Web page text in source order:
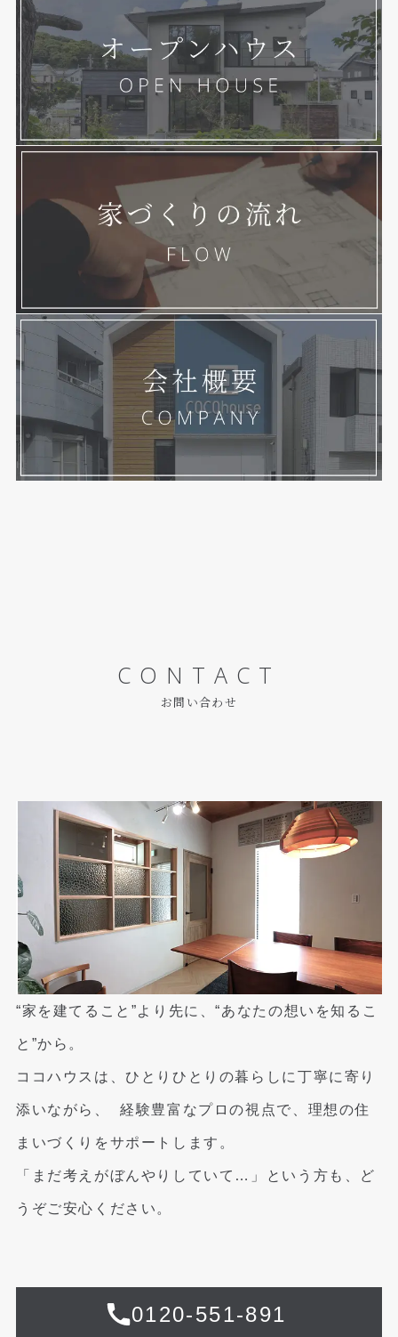
CONTACT
お問い合わせ
“家を建てること”より先に、“あなたの想いを知るこ
と”から。
ココハウスは、ひとりひとりの暮らしに丁寧に寄り
添いながら、経験豊富なプロの視点で、理想の住
まいづくりをサポートします。
「まだ考えがぼんやりしていて…」という方も、ど
うぞご安心ください。
0120-551-891